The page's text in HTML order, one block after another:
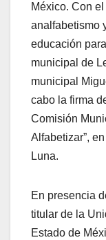
México. Con
analfabetismo
educación
municipal de
municipal
cabo la firma
Comisión
Alfabetizar”,
Luna.
En presencia
titular de la
Estado de